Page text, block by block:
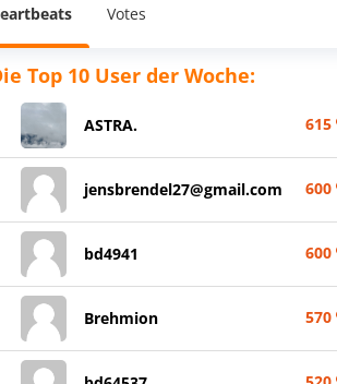
Votes
Top 10 User der Woche:
ASTRA. 615
jensbrendel27@gmail.com 600
bd4941 600
Brehmion 570